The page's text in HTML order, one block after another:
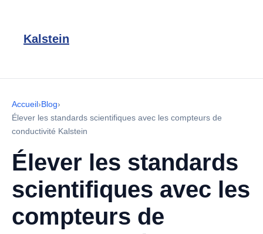
Kalstein
Accueil›Blog›
Élever les standards scientifiques avec les compteurs de
conductivité Kalstein
Élever les standards
scientifiques avec les
compteurs de